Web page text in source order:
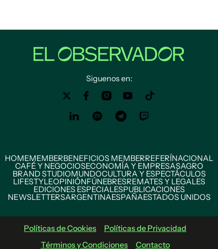
Siguenos en:
HOMEMEMBERBENEFICIOS MEMBERREFERÍNACIONAL
CAFÉ Y NEGOCIOSECONOMÍA Y EMPRESASAGRO
BRAND STUDIOMUNDOCULTURA Y ESPECTÁCULOS
LIFESTYLEOPINIÓNFÚNEBRESREMATES Y LEGALES
EDICIONES ESPECIALESPUBLICACIONES
NEWSLETTERSARGENTINAESPAÑAESTADOS UNIDOS
Políticas de Cookies
Políticas de Privacidad
Términos y Condiciones
Contacto